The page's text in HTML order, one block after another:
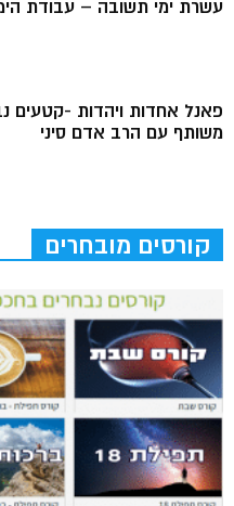
עשרת ימי תשובה – עבודת
פאנל אחדות ויהדות -קטעים
משותף עם הרב אדם סיני
קורסים מובחרים